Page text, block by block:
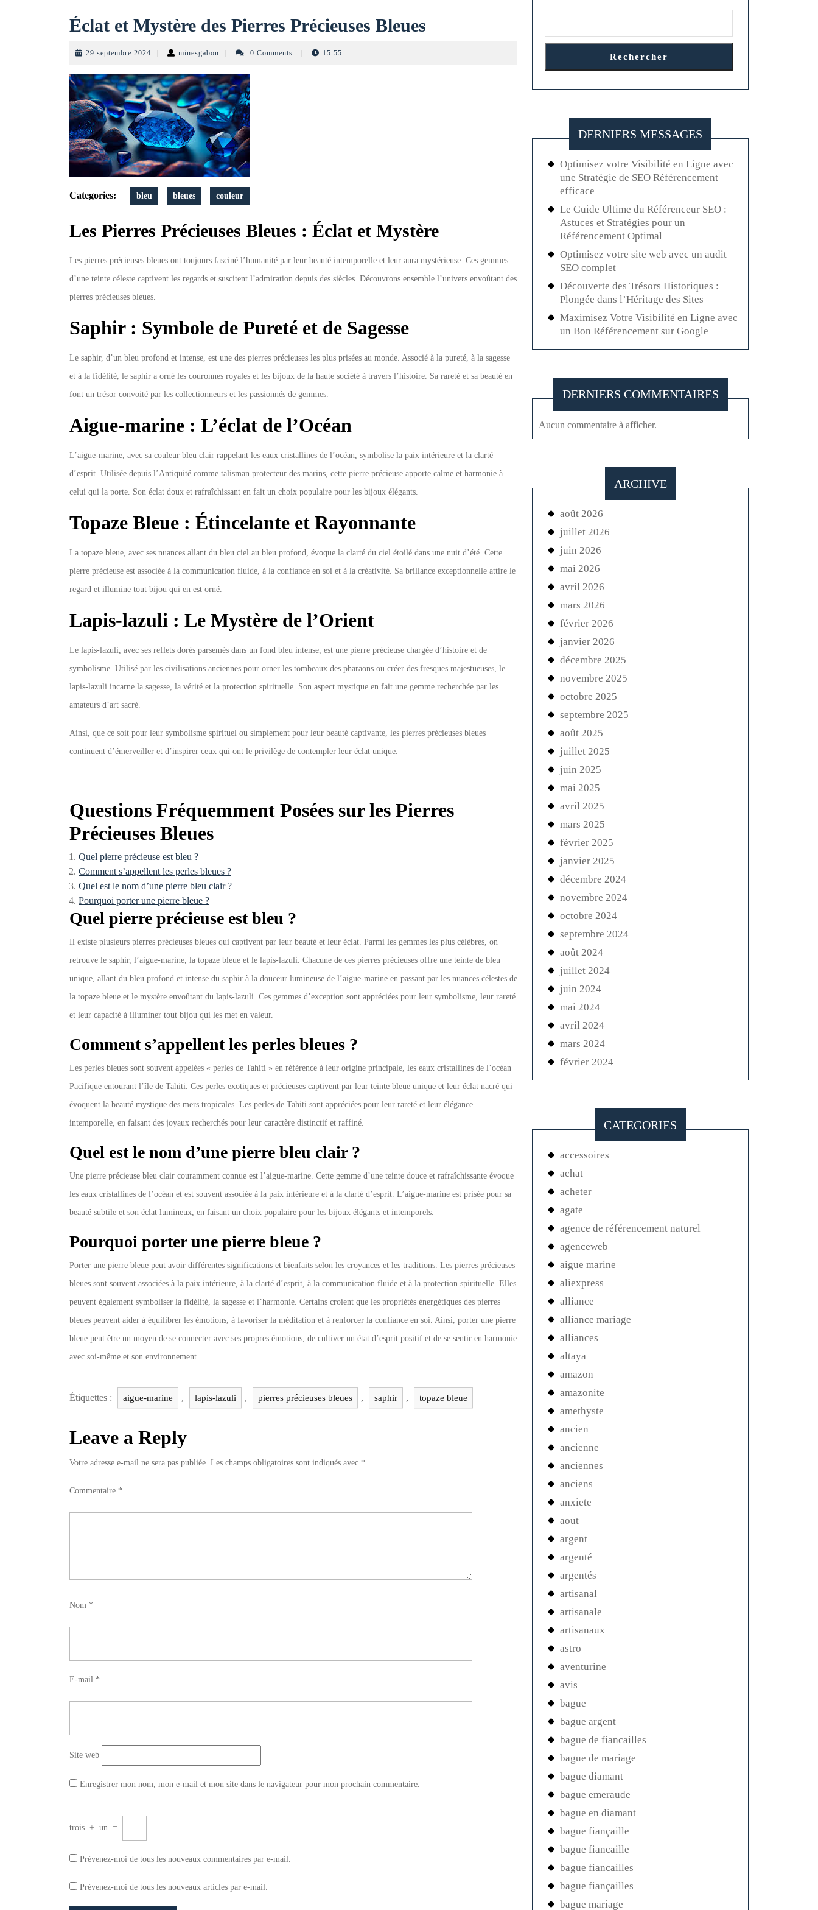
Éclat et Mystère des Pierres Précieuses Bleues
29 septembre 2024 29
2024
minesgabon minesgabon0 Comments 15:55
Categories: bleu bleues couleur
Les Pierres Précieuses Bleues : Éclat et Mystère
Les pierres précieuses bleues ont toujours fasciné l’humanité par leur beauté intemporelle et leur aura mystérieuse. Ces gemmes
d’une teinte céleste captivent les regards et suscitent l’admiration depuis des siècles. Découvrons ensemble l’univers envoûtant des
pierres précieuses bleues.
Saphir : Symbole de Pureté et de Sagesse
Le saphir, d’un bleu profond et intense, est une des pierres précieuses les plus prisées au monde. Associé à la pureté, à la sagesse
et à la fidélité, le saphir a orné les couronnes royales et les bijoux de la haute société à travers l’histoire. Sa rareté et sa beauté en
font un trésor convoité par les collectionneurs et les passionnés de gemmes.
Aigue-marine : L’éclat de l’Océan
L’aigue-marine, avec sa couleur bleu clair rappelant les eaux cristallines de l’océan, symbolise la paix intérieure et la clarté
d’esprit. Utilisée depuis l’Antiquité comme talisman protecteur des marins, cette pierre précieuse apporte calme et harmonie à
celui qui la porte. Son éclat doux et rafraîchissant en fait un choix populaire pour les bijoux élégants.
Topaze Bleue : Étincelante et Rayonnante
La topaze bleue, avec ses nuances allant du bleu ciel au bleu profond, évoque la clarté du ciel étoilé dans une nuit d’été. Cette
pierre précieuse est associée à la communication fluide, à la confiance en soi et à la créativité. Sa brillance exceptionnelle attire le
regard et illumine tout bijou qui en est orné.
Lapis-lazuli : Le Mystère de l’Orient
Le lapis-lazuli, avec ses reflets dorés parsemés dans un fond bleu intense, est une pierre précieuse chargée d’histoire et de
symbolisme. Utilisé par les civilisations anciennes pour orner les tombeaux des pharaons ou créer des fresques majestueuses, le
lapis-lazuli incarne la sagesse, la vérité et la protection spirituelle. Son aspect mystique en fait une gemme recherchée par les
amateurs d’art sacré.
Ainsi, que ce soit pour leur symbolisme spirituel ou simplement pour leur beauté captivante, les pierres précieuses bleues
continuent d’émerveiller et d’inspirer ceux qui ont le privilège de contempler leur éclat unique.
Questions Fréquemment Posées sur les Pierres
Précieuses Bleues
Quel pierre précieuse est bleu ?
Comment s’appellent les perles bleues ?
Quel est le nom d’une pierre bleu clair ?
Pourquoi porter une pierre bleue ?
Quel pierre précieuse est bleu ?
Il existe plusieurs pierres précieuses bleues qui captivent par leur beauté et leur éclat. Parmi les gemmes les plus célèbres, on
retrouve le saphir, l’aigue-marine, la topaze bleue et le lapis-lazuli. Chacune de ces pierres précieuses offre une teinte de bleu
unique, allant du bleu profond et intense du saphir à la douceur lumineuse de l’aigue-marine en passant par les nuances célestes de
la topaze bleue et le mystère envoûtant du lapis-lazuli. Ces gemmes d’exception sont appréciées pour leur symbolisme, leur rareté
et leur capacité à illuminer tout bijou qui les met en valeur.
Comment s’appellent les perles bleues ?
Les perles bleues sont souvent appelées « perles de Tahiti » en référence à leur origine principale, les eaux cristallines de l’océan
Pacifique entourant l’île de Tahiti. Ces perles exotiques et précieuses captivent par leur teinte bleue unique et leur éclat nacré qui
évoquent la beauté mystique des mers tropicales. Les perles de Tahiti sont appréciées pour leur rareté et leur élégance
intemporelle, en faisant des joyaux recherchés pour leur caractère distinctif et raffiné.
Quel est le nom d’une pierre bleu clair ?
Une pierre précieuse bleu clair couramment connue est l’aigue-marine. Cette gemme d’une teinte douce et rafraîchissante évoque
les eaux cristallines de l’océan et est souvent associée à la paix intérieure et à la clarté d’esprit. L’aigue-marine est prisée pour sa
beauté subtile et son éclat lumineux, en faisant un choix populaire pour les bijoux élégants et intemporels.
Pourquoi porter une pierre bleue ?
Porter une pierre bleue peut avoir différentes significations et bienfaits selon les croyances et les traditions. Les pierres précieuses
bleues sont souvent associées à la paix intérieure, à la clarté d’esprit, à la communication fluide et à la protection spirituelle. Elles
peuvent également symboliser la fidélité, la sagesse et l’harmonie. Certains croient que les propriétés énergétiques des pierres
bleues peuvent aider à équilibrer les émotions, à favoriser la méditation et à renforcer la confiance en soi. Ainsi, porter une pierre
bleue peut être un moyen de se connecter avec ses propres émotions, de cultiver un état d’esprit positif et de se sentir en harmonie
avec soi-même et son environnement.
Étiquettes : aigue-marine , lapis-lazuli , pierres précieuses bleues , saphir , topaze bleue
Leave a Reply
Votre adresse e-mail ne sera pas publiée. Les champs obligatoires sont indiqués avec *
Commentaire *
Nom *
E-mail *
Site web
Enregistrer mon nom, mon e-mail et mon site dans le navigateur pour mon prochain commentaire.
trois + un =
Prévenez-moi de tous les nouveaux commentaires par e-mail.
Prévenez-moi de tous les nouveaux articles par e-mail.
Rechercher
DERNIERS MESSAGES
Optimisez votre Visibilité en Ligne avec
une Stratégie de SEO Référencement
efficace
Le Guide Ultime du Référenceur SEO :
Astuces et Stratégies pour un
Référencement Optimal
Optimisez votre site web avec un audit
SEO complet
Découverte des Trésors Historiques :
Plongée dans l’Héritage des Sites
Maximisez Votre Visibilité en Ligne avec
un Bon Référencement sur Google
DERNIERS COMMENTAIRES
Aucun commentaire à afficher.
ARCHIVE
août 2026
juillet 2026
juin 2026
mai 2026
avril 2026
mars 2026
février 2026
janvier 2026
décembre 2025
novembre 2025
octobre 2025
septembre 2025
août 2025
juillet 2025
juin 2025
mai 2025
avril 2025
mars 2025
février 2025
janvier 2025
décembre 2024
novembre 2024
octobre 2024
septembre 2024
août 2024
juillet 2024
juin 2024
mai 2024
avril 2024
mars 2024
février 2024
CATEGORIES
accessoires
achat
acheter
agate
agence de référencement naturel
agenceweb
aigue marine
aliexpress
alliance
alliance mariage
alliances
altaya
amazon
amazonite
amethyste
ancien
ancienne
anciennes
anciens
anxiete
aout
argent
argenté
argentés
artisanal
artisanale
artisanaux
astro
aventurine
avis
bague
bague argent
bague de fiancailles
bague de mariage
bague diamant
bague emeraude
bague en diamant
bague fiançaille
bague fiancaille
bague fiancailles
bague fiançailles
bague mariage